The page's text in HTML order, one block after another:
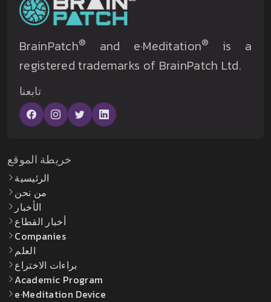
BrainPatch® and e·Meditation®
is a
registered trademarks of BrainPatch Ltd.
تابعنا
خريطة الموقع
الرئيسية
من نحن
الأخبار
أخبار القطاع
Companies
العلم
براءات الاختراع
Academic Program
e·Meditation Device